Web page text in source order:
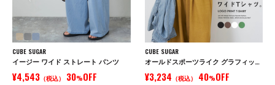
CUBE SUGAR
イージー ワイド ストレート パンツ
¥4,543 （税込） 30%OFF
CUBE SUGAR
オールドスポーツライク グラフィックロゴ ワイド Tシャツ
¥3,234 （税込） 40%OFF